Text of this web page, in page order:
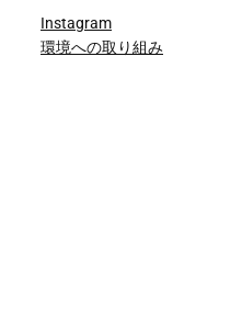
Instagram
環境への取り組み